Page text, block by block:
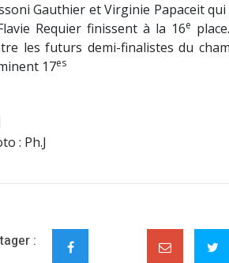
Gauthier et Virginie Papaceit
Requier finissent à la 16e
les futurs demi-finalistes du
17es
: Ph.J
: